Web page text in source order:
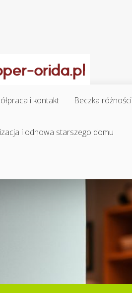
i kontakt Beczka różności
i odnowa starszego domu